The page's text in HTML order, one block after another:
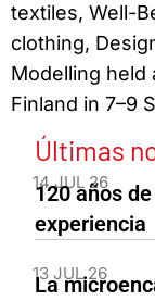
textiles, Well-
clothing,
Modelling held
Finland in 7–9
Últimas
14 JUL 26
120 años
experiencia
13 JUL 26
La